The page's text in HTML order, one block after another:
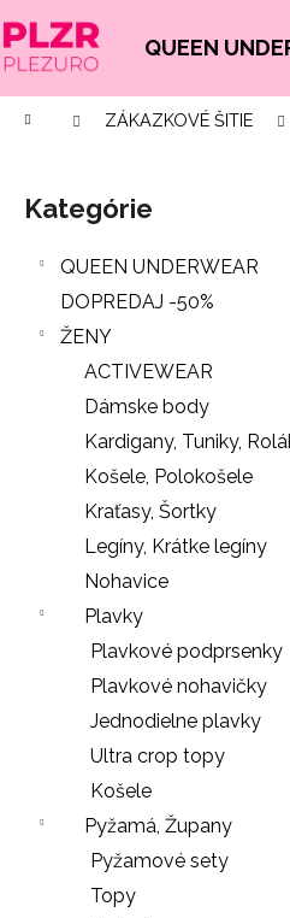
na
obsah
QUEEN
Domov ZÁKAZKOVÉ ŠITIE
Preskočiť
kategórie
Kategórie
QUEEN UNDERWEAR
DOPREDAJ -50%
ŽENY
ACTIVEWEAR
Dámske body
Kardigany, Tuniky,
Košele, Polokošele
Kraťasy, Šortky
Legíny, Krátke legíny
Nohavice
Plavky
Plavkové podprsenky
Plavkové nohavičky
Jednodielne plavky
Ultra crop topy
Košele
Pyžamá, Župany
Pyžamové sety
Topy
K
o
š
Späť
do
obchodu
Späť
do
obchodu
Č
p
e
á
HĽADAŤ